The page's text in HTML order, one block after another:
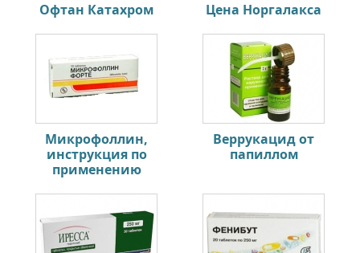
Офтан Катахром Цена Норгалакса
Микрофоллин,
инструкция по
применению
Веррукацид от
папиллом